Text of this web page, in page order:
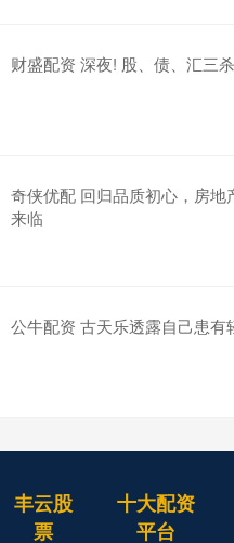
财盛配资 深夜! 股、债、汇三
奇侠优配 回归品质初心，房地
来临
公牛配资 古天乐透露自己患有
丰云股
票
十大配资
平台